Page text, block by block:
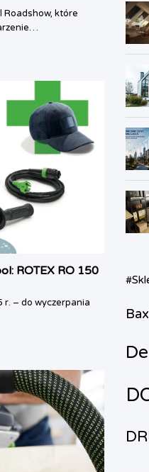
Roadshow, które
ROTEX RO 150
r. – do wyczerpania
k